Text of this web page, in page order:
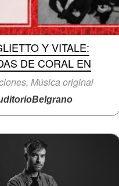
Y VITALE:
DE CORAL EN
Música original